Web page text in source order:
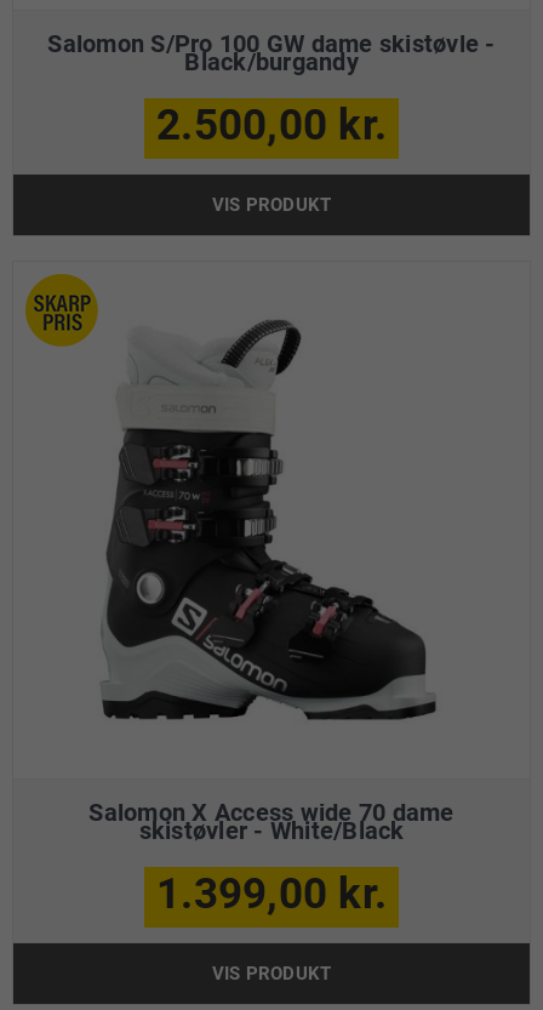
Salomon S/Pro 100 GW dame skistøvle -
Black/burgandy
2.500,00 kr.
VIS PRODUKT
Salomon X Access wide 70 dame
skistøvler - White/Black
1.399,00 kr.
VIS PRODUKT